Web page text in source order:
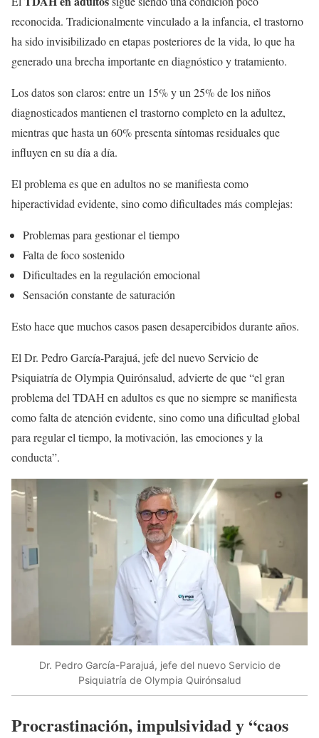
reconocida. Tradicionalmente vinculado a la infancia, el trastorno
ha sido invisibilizado en etapas posteriores de la vida, lo que ha
generado una brecha importante en diagnóstico y tratamiento.
Los datos son claros: entre un 15% y un 25% de los niños
diagnosticados mantienen el trastorno completo en la adultez,
mientras que hasta un 60% presenta síntomas residuales que
influyen en su día a día.
El problema es que en adultos no se manifiesta como
hiperactividad evidente, sino como dificultades más complejas:
Problemas para gestionar el tiempo
Falta de foco sostenido
Dificultades en la regulación emocional
Sensación constante de saturación
Esto hace que muchos casos pasen desapercibidos durante años.
El Dr. Pedro García-Parajuá, jefe del nuevo Servicio de
Psiquiatría de Olympia Quirónsalud, advierte de que “el gran
problema del TDAH en adultos es que no siempre se manifiesta
como falta de atención evidente, sino como una dificultad global
para regular el tiempo, la motivación, las emociones y la
conducta”.
Dr. Pedro García-Parajuá, jefe del nuevo Servicio de
Psiquiatría de Olympia Quirónsalud
Procrastinación, impulsividad y “caos